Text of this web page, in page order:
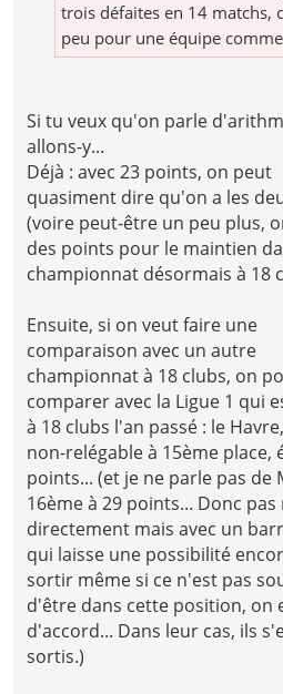
trois défaites en 14 matchs,
peu pour une équipe
Si tu veux qu'on parle
allons-y...
Déjà : avec 23 points, on peut
quasiment dire qu'on a les
(voire peut-être un peu plus,
des points pour le maintien
championnat désormais à 18
Ensuite, si on veut faire une
comparaison avec un autre
championnat à 18 clubs, on
comparer avec la Ligue 1 qui
à 18 clubs l'an passé : le
non-relégable à 15ème place,
points... (et je ne parle pas de
16ème à 29 points... Donc
directement mais avec un
qui laisse une possibilité
sortir même si ce n'est pas
d'être dans cette position, on
d'accord... Dans leur cas, ils
sortis.)